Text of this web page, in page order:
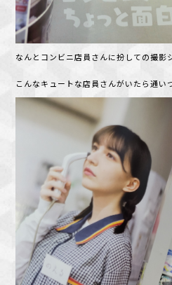
なんとコンビニ店員さんに扮しての撮影
こんなキュートな店員さんがいたら通い